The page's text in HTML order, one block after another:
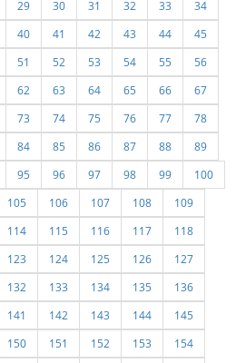
29 30 31 32 33
34
40 41 42 43 44
45
51 52 53 54 55
56
62 63 64 65 66
67
73 74 75 76 77
78
84 85 86 87 88
89
95 96 97 98 99
100
105 106 107 108
109
114 115 116 117
118
123 124 125 126
127
132 133 134 135
136
141 142 143 144
145
150 151 152 153
154